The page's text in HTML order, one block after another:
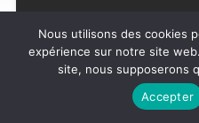
Nous utilisons des cookies
expérience sur notre site
site, nous supposerons
Accepter